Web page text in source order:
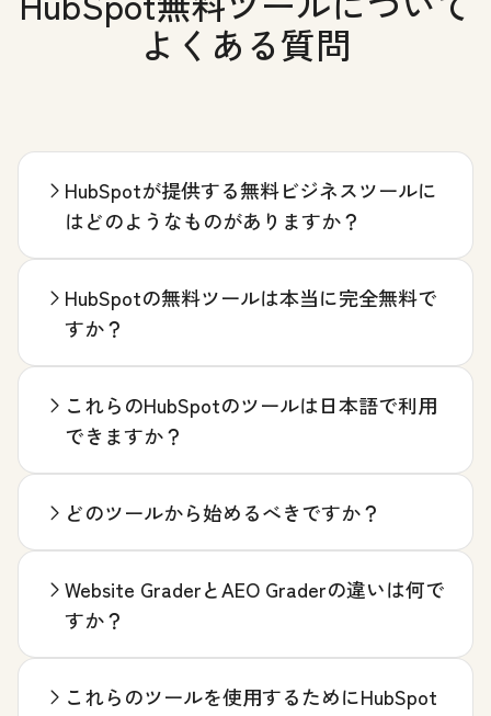
よくある質問
HubSpotが提供する無料ビジネスツールに
はどのようなものがありますか？
HubSpotの無料ツールは本当に完全無料で
すか？
これらのHubSpotのツールは日本語で利用
できますか？
どのツールから始めるべきですか？
Website GraderとAEO Graderの違いは何で
すか？
これらのツールを使用するためにHubSpot